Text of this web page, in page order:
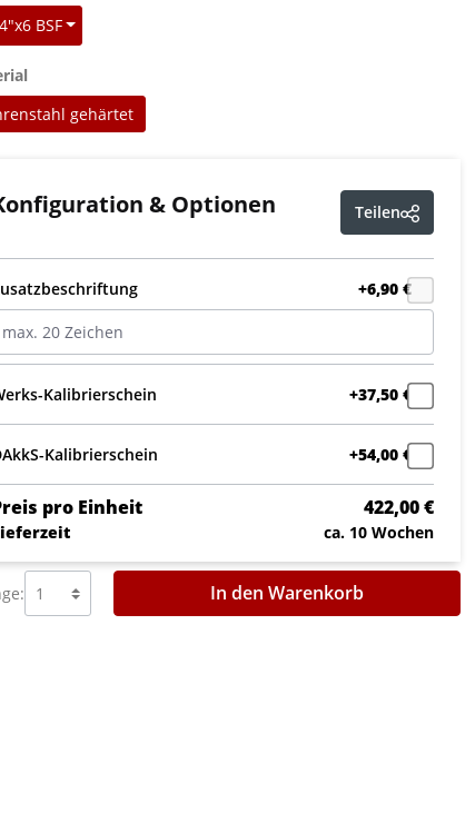
BSF
auswählen
gehärtet
& Optionen Teilen
+6,90 €
Kalibrierschein +37,50 €
Kalibrierschein +54,00 €
pro Einheit 422,00 €
ca. 10 Wochen
In den Warenkorb